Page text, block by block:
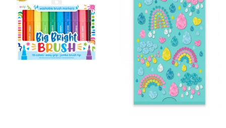
Jucarii dentitie
Jucarii Senzoriale
Teatru de papusi
Umbrele
Stilouri
Tempera și acuarele